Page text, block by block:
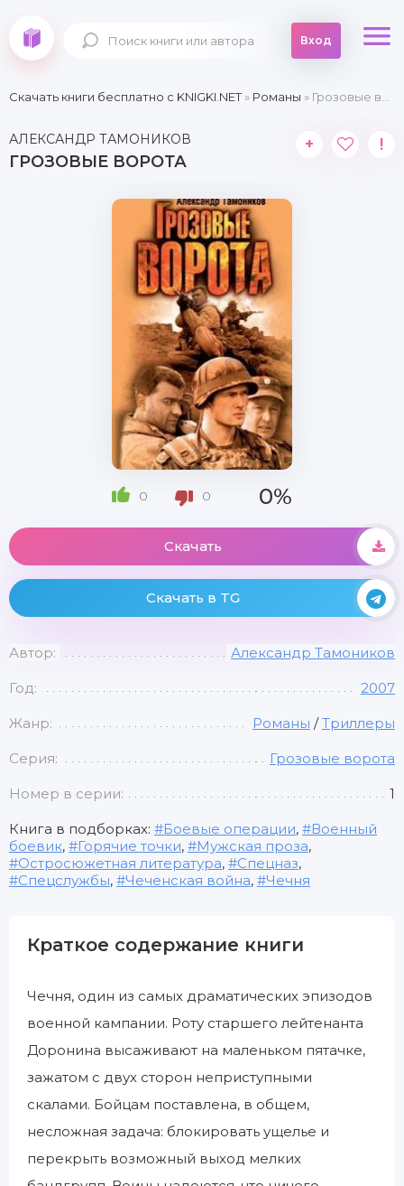
Вход
Скачать книги бесплатно c KNIGKI.NET» Романы » Грозовые ворота
АЛЕКСАНДР ТАМОНИКОВ
ГРОЗОВЫЕ ВОРОТА
+ !
0 0 0%
Скачать
Скачать в TG
Автор: Александр Тамоников
Год: 2007
Жанр: Романы /Триллеры
Серия: Грозовые ворота
Номер в серии: 1
Книга в подборках: Боевые операции,
Военный
боевик, Горячие точки, Мужская проза,
Остросюжетная литература, Спецназ,
Спецслужбы, Чеченская война, Чечня
Краткое содержание книги
Чечня, один из самых драматических эпизодов
военной кампании. Роту старшего лейтенанта
Доронина высаживают на маленьком пятачке,
зажатом с двух сторон неприступными
скалами. Бойцам поставлена, в общем,
несложная задача: блокировать ущелье и
перекрыть возможный выход мелких